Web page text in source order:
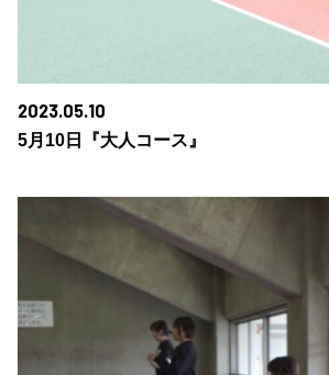
2023.05.10
5月10日『大人コース』